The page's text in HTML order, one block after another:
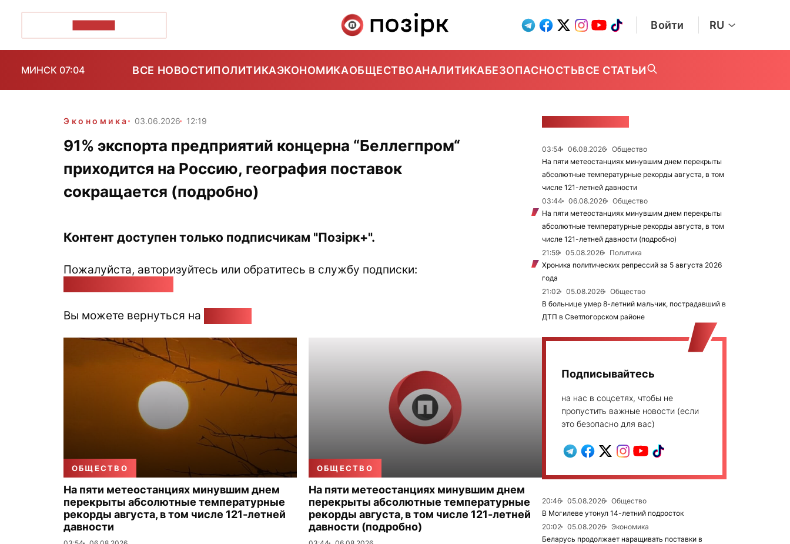
Войти RU
МИНСК 07:04 ВСЕ НОВОСТИПОЛИТИКАЭКОНОМИКАОБЩЕСТВОАНАЛИТИКАБЕЗОПАСНОСТЬВСЕ СТАТЬИ
Экономика 03.06.2026 12:19
91% экспорта предприятий концерна “Беллегпром“
приходится на Россию, география поставок
сокращается (подробно)
Контент доступен только подписчикам "Позірк+".
Пожалуйста, авторизуйтесь или обратитесь в службу подписки:
Вы можете вернуться на
ОБЩЕСТВО
На пяти метеостанциях минувшим днем
перекрыты абсолютные температурные
рекорды августа, в том числе 121-летней
давности
ОБЩЕСТВО
На пяти метеостанциях минувшим днем
перекрыты абсолютные температурные
рекорды августа, в том числе 121-летней
давности (подробно)
03:54 06.08.2026
Общество
На пяти метеостанциях минувшим днем перекрыты
абсолютные температурные рекорды августа, в том
числе 121-летней давности
03:44
06.08.2026
Общество
На пяти метеостанциях минувшим днем перекрыты
абсолютные температурные рекорды августа, в том
числе 121-летней давности (подробно)
21:59
05.08.2026
Политика
Хроника политических репрессий за 5 августа 2026
года
21:02
05.08.2026
Общество
В больнице умер 8-летний мальчик, пострадавший в
ДТП в Светлогорском районе
Подписывайтесь
на нас в соцсетях, чтобы не
пропустить важные новости (если
это безопасно для вас)
20:46 05.08.2026
Общество
В Могилеве утонул 14-летний подросток
20:02
05.08.2026
Экономика
Беларусь продолжает наращивать поставки в